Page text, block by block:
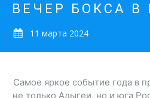
ВЕЧЕР БОКСА В
11 марта 2024
Самое яркое событие года в
не только Адыгеи, но и юга